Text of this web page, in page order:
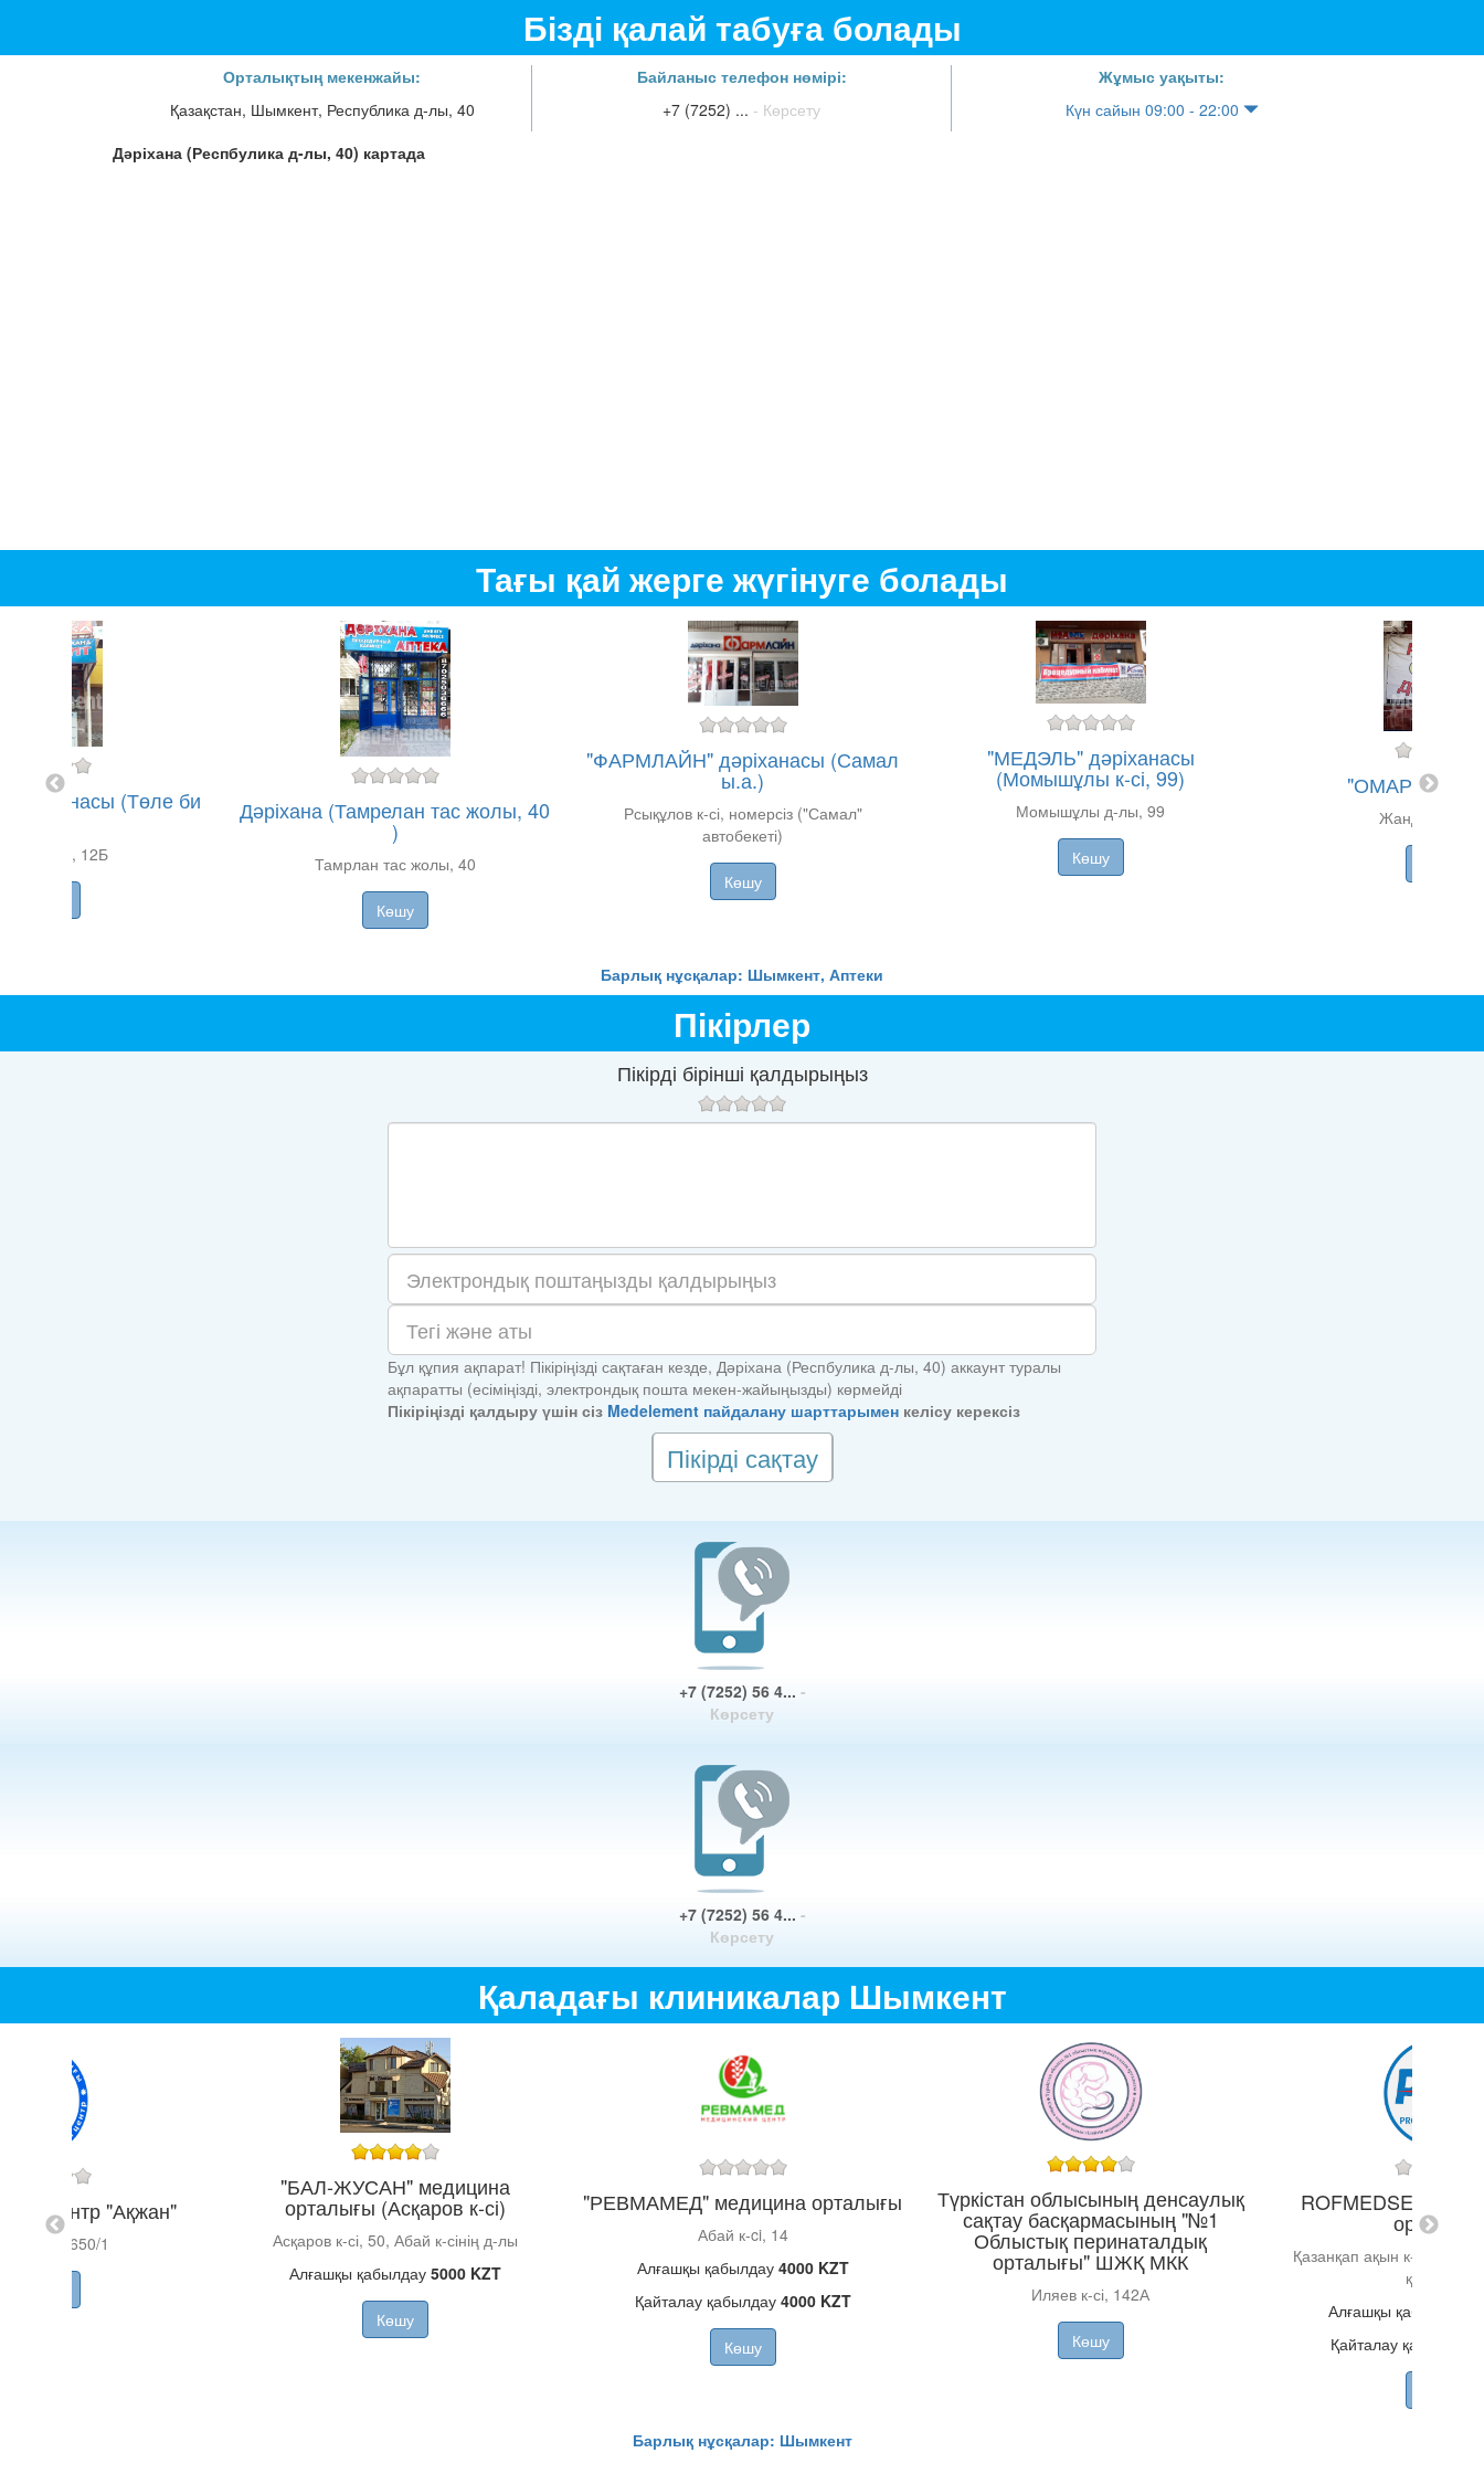
Бізді қалай табуға болады
Орталықтың мекенжайы:
Қазақстан, Шымкент, Республика д-лы, 40
Байланыс телефон нөмірі:
+7 (7252) ... - Көрсету
Жұмыс уақыты:
Күн сайын 09:00 - 22:00
Дәріхана (Респбулика д-лы, 40) картада
Тағы қай жерге жүгінуге болады
(Төле би
би к-сі, 12Б
Дәріхана (Тамрелан тас жолы, 40
)
Тамрлан тас жолы, 40
Көшу
"ФАРМЛАЙН" дәріханасы (Самал
ы.а.)
Рсықұлов к-сі, номерсіз ("Самал"
автобекеті)
Көшу
"МЕДЭЛЬ" дәріханасы
(Момышұлы к-сі, 99)
Момышұлы д-лы, 99
Көшу
"ОМАР"
Жандосов к-
Барлық нұсқалар: Шымкент, Аптеки
Пікірлер
Пікірді бірінші қалдырыңыз
Бұл құпия ақпарат! Пікіріңізді сақтаған кезде, Дәріхана (Респбулика д-лы, 40) аккаунт туралы
ақпаратты (есіміңізді, электрондық пошта мекен-жайыңызды) көрмейді
Пікіріңізді қалдыру үшін сіз Medelement пайдалану шарттарымен келісу керексіз
Пікірді сақтау
+7 (7252) 56 4... -
Көрсету
+7 (7252) 56 4... -
Көрсету
Қаладағы клиникалар Шымкент
центр "Ақжан"
к-ci, 650/1
"БАЛ-ЖУСАН" медицина
орталығы (Асқаров к-сі)
Асқаров к-сі, 50, Абай к-сінің д-лы
Алғашқы қабылдау 5000 KZT
Көшу
"РЕВМАМЕД" медицина орталығы
Абай к-ci, 14
Алғашқы қабылдау 4000 KZT
Қайталау қабылдау 4000 KZT
Көшу
Түркістан облысының денсаулық
сақтау басқармасының "№1
Облыстық перинаталдық
орталығы" ШЖҚ МКК
Иляев к-сі, 142А
Көшу
орталығы
Қазанқап ақын к-сі, 25,
қиылысы
Алғашқы қабылдау
Қайталау қабылдау
Барлық нұсқалар: Шымкент